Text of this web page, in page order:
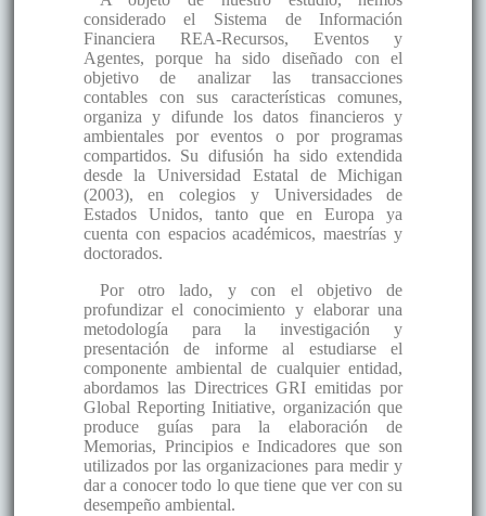
considerado el Sistema de Información
Financiera REA-Recursos, Eventos y
Agentes, porque ha sido diseñado con el
objetivo de analizar las transacciones
contables con sus características comunes,
organiza y difunde los datos financieros y
ambientales por eventos o por programas
compartidos. Su difusión ha sido extendida
desde la Universidad Estatal de Michigan
(2003), en colegios y Universidades de
Estados Unidos, tanto que en Europa ya
cuenta con espacios académicos, maestrías y
doctorados.
Por otro lado, y con el objetivo de
profundizar el conocimiento y elaborar una
metodología para la investigación y
presentación de informe al estudiarse el
componente ambiental de cualquier entidad,
abordamos las Directrices GRI emitidas por
Global Reporting Initiative, organización que
produce guías para la elaboración de
Memorias, Principios e Indicadores que son
utilizados por las organizaciones para medir y
dar a conocer todo lo que tiene que ver con su
desempeño ambiental.